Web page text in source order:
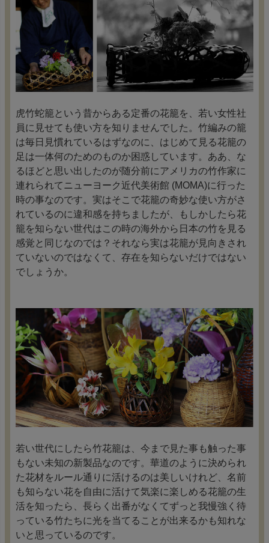
虎竹蛇籠という昔からある定番の花籠を、若い女性社
員に見せても使い方を知りませんでした。竹編みの籠
は毎日見慣れているはずなのに、はじめて見る花籠の
足は一体何のためのものか困惑しています。ああ、な
るほどと思い出したのが随分前にアメリカの竹作家に
連れられてニューヨーク近代美術館 (MOMA)に行った
時の事なのです。実はそこで花籠の奇妙な使い方がさ
れているのに違和感を持ちましたが、もしかしたら花
籠を知らない世代はこの時の海外から日本の竹を見る
感覚と同じなのでは？それなら実は花籠が見向きされ
ていないのではなくて、存在を知らないだけではない
でしょうか。
若い世代にしたら竹花籠は、今まで見た事も触った事
もない未知の新製品なのです。華道のように決められ
た花材をルール通りに活けるのは美しいけれど、名前
も知らない花を自由に活けて気楽に楽しめる花籠の生
活を知ったら、長らく出番がなくてずっと我慢強く待
っている竹たちに光を当てることが出来るかも知れな
いと思っているのです。